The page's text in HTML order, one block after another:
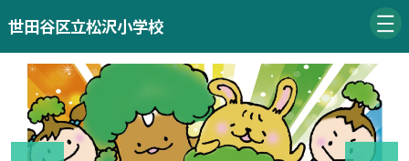
世田谷区立松沢小学校